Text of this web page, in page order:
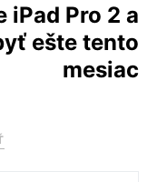
iPad Pro 2 a
ešte tento
mesiac